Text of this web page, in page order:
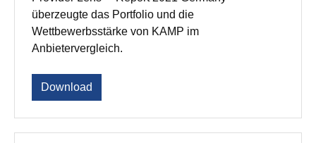
überzeugte das Portfolio und die
Wettbewerbsstärke von KAMP im
Anbietervergleich.
Download